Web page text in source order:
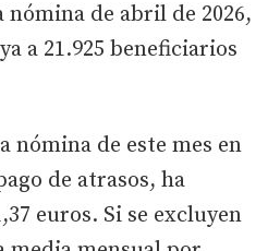
de abril de 2026,
a 21.925 beneficiarios
nómina de este mes en
de atrasos, ha
euros. Si se excluyen